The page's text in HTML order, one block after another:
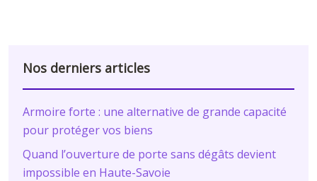
Nos derniers articles
Armoire forte : une alternative de grande capacité
pour protéger vos biens
Quand l’ouverture de porte sans dégâts devient
impossible en Haute-Savoie